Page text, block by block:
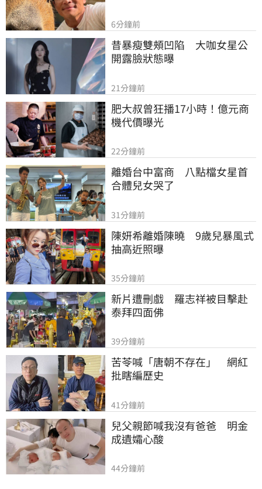
6分鐘前
昔暴瘦雙頰凹陷　大咖女星公
開露臉狀態曝
21分鐘前
肥大叔曾狂播17小時！億元商
機代價曝光
22分鐘前
離婚台中富商　八點檔女星首
合體兒女哭了
31分鐘前
陳妍希離婚陳曉　9歲兒暴風式
抽高近照曝
35分鐘前
新片遭刪戲　羅志祥被目擊赴
泰拜四面佛
39分鐘前
苦苓喊「唐朝不存在」　網紅
批瞎編歷史
41分鐘前
兒父親節喊我沒有爸爸　明金
成遺孀心酸
44分鐘前